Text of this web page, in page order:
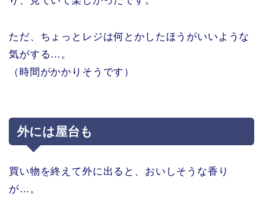
ただ、ちょっとレジは何とかしたほうがいいような
気がする…。
（時間がかかりそうです）
外には屋台も
買い物を終えて外に出ると、おいしそうな香り
が…。